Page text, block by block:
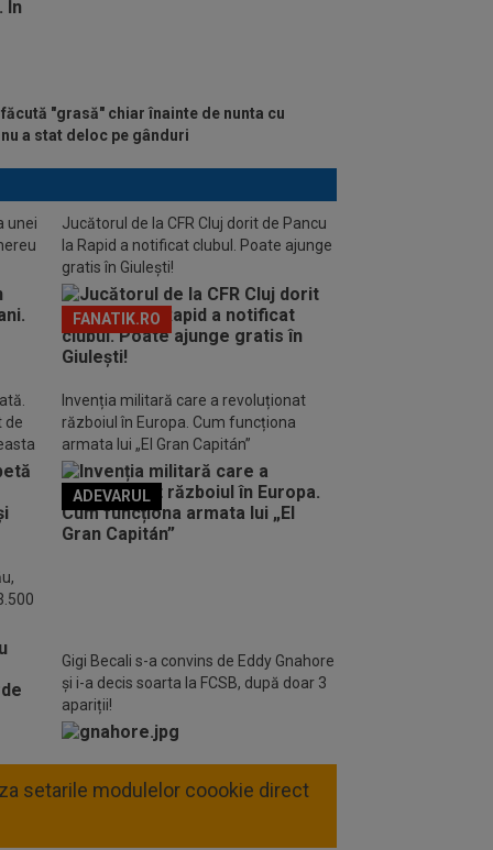
"grasă" chiar înainte de nunta cu
a stat deloc pe gânduri
unei
Jucătorul de la CFR Cluj dorit de Pancu
la Rapid a notificat clubul. Poate ajunge
gratis în Giulești!
FANATIK.RO
de
Invenția militară care a revoluționat
războiul în Europa. Cum funcționa
armata lui „El Gran Capitán”
ADEVARUL
Gigi Becali s-a convins de Eddy Gnahore
și i-a decis soarta la FCSB, după doar 3
apariții!
setarile modulelor coookie direct